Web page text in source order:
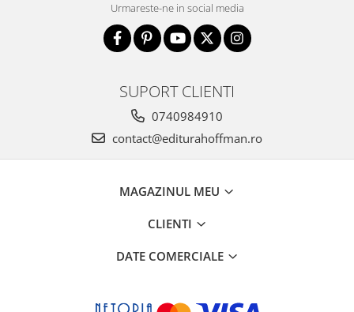
Urmareste-ne in social media
SUPORT CLIENTI
0740984910
contact@editurahoffman.ro
MAGAZINUL MEU
CLIENTI
DATE COMERCIALE